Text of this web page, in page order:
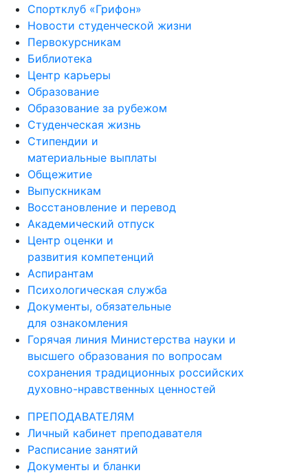
Спортклуб «Грифон»
Новости студенческой жизни
Первокурсникам
Библиотека
Центр карьеры
Образование
Образование за рубежом
Студенческая жизнь
Стипендии и
материальные выплаты
Общежитие
Выпускникам
Восстановление и перевод
Академический отпуск
Центр оценки и
развития компетенций
Аспирантам
Психологическая служба
Документы, обязательные
для ознакомления
Горячая линия Министерства науки и
высшего образования по вопросам
сохранения традиционных российских
духовно-нравственных ценностей
ПРЕПОДАВАТЕЛЯМ
Личный кабинет преподавателя
Расписание занятий
Документы и бланки